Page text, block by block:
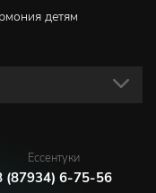
детям
Ессентуки
(87934) 6-75-56